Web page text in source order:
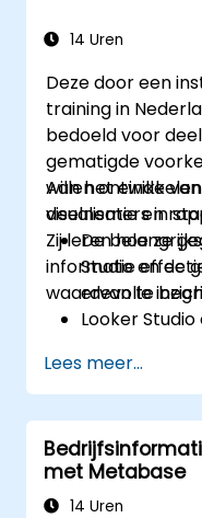
14 Uren
Deze door een
training in
bedoeld voor
gematigde
willen
visualisatie en
Zij leren hoe ze
informatie
waardevolle
Aan het einde
deelnemers in
De
Studio en de
ervan te
Looker
grafieken,
Rapporten
doelgroepen
Effectief
dashboards
Lees meer...
met Metabase
14 Uren